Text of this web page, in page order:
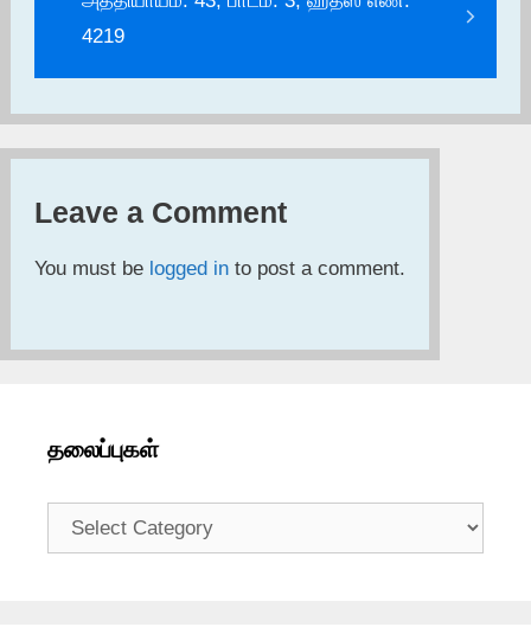
4219
Leave a Comment
You must be logged in to post a comment.
தலைப்புகள்
தலைப்புகள்